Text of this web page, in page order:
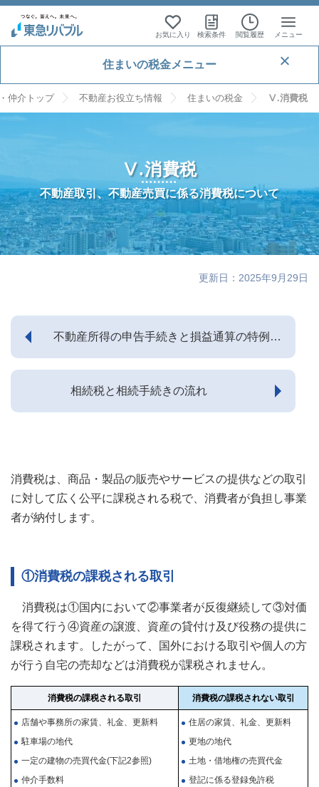
お気に入り 検索条件 閲覧履歴 メニュー
住まいの税金メニュー
はじめに
I. マイホーム購入時の税金
1. 不動産取得税
①税額の計算
②居住用建物の軽減
2. 登録免許税
税額の計算式
3. 印紙税
⑧マイホームの購入代金と付随費用
⑨資産の買入価額などのお尋ね
II. マイホーム売却時の税金
1. 譲渡所得の計算
①総収入金額
④特別控除
⑤税率
⑥取得の日と譲渡の日
⑦確定申告と納税
2. 居住用財産の譲渡の特例
③自宅売却で譲渡損が発生した場合の特例
3.相続空き家に係る居住用財産の3,000万円特別控除
②取扱い
③被相続人居住用家屋等確認申請書
III. マイホーム保有時の税金
1. 固定資産税・都市計画税
③新築住宅（家屋）に対する固定資産税の軽減
④居住用超高層建築物に対する課税の見直しについて
⑤建替え中の住宅用地の特例
IV. 賃貸用不動産の税金
①不動産所得の金額
③必要経費に算入されるもの
⑥青色申告特別控除
⑦不動産所得の損益通算の特例
3. 賃貸用不動産を売却した場合の税金
②特定の事業用資産の買換えの場合の譲渡所得の特例
1. 消費税の課税される取引
2. 不動産の売買に係る消費税の課税関係
3. 課税事業者と免税事業者
4. 消費税の税率
VI. 相続税
1. 相続手続の流れ
2. 法定相続人と相続割合
3. 遺言の種類と特徴
2.保管制度
6. 遺産分割の方法
7. 相続税の計算方式
11. その他の税額控除
12. 2割加算
13. 土地の相続税評価額
1.倍率方式
2.路線価方式
14. 評価宅地の種類
15. 家屋の相続税評価額
評価額
⑵納税管理人の届出がない場合
年の中途で出国した場合の住民税の課税
5. 不動産取得時の税金（不動産取得税、登録免許税、印紙税、消
費税など）
6. 不動産賃貸時や売却時の税金（所得税）
8. 売主が非居住者等である場合の売買代金等の源泉徴収
9. 源泉徴収納付と支払調書の作成
10. 非居住者等の不動産保有時の税金（固定資産税・都市計画
税）
VIII. 資産管理会社の税務
1. 法人設立のメリット
③資産管理会社の活用
④損失の繰越控除
②赤字でも法人住民税の均等割が発生
③社会保険制度への加入義務
2. 譲渡所得の内訳書
7. 贈与税の必要書類
8. 所得税の必要書類
9. 確定申告期限
10. 贈与税・所得税の納税方法
11. 建物の標準的な建築価額表
13. 相続税の速算表
仲介トップ 不動産お役立ち情報 住まいの税金 Ⅴ.消費税
Ⅴ.消費税
不動産取引、不動産売買に係る消費税について
更新日：2025年9月29日
不動産所得の申告手続きと損益通算の特例に
相続税と相続手続きの流れ
消費税は、商品・製品の販売やサービスの提供などの取引
に対して広く公平に課税される税で、消費者が負担し事業
者が納付します。
①消費税の課税される取引
消費税は①国内において②事業者が反復継続して③対価
を得て行う④資産の譲渡、資産の貸付け及び役務の提供に
課税されます。したがって、国外における取引や個人の方
が行う自宅の売却などは消費税が課税されません。
消費税の課税される取引 消費税の課税されない取引
店舗や事務所の家賃、礼金、更新料
駐車場の地代
一定の建物の売買代金(下記2参照)
仲介手数料
住居の家賃、礼金、更新料
更地の地代
土地・借地権の売買代金
登記に係る登録免許税